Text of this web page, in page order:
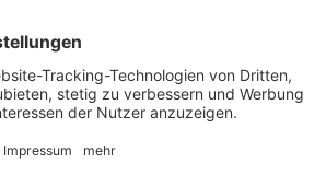
Zur Stellenbörse
Follow TQ-Group